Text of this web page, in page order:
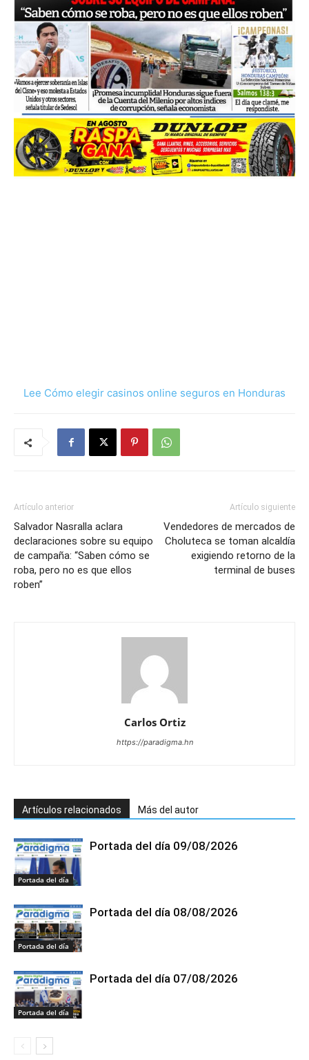
Lee Cómo elegir casinos online seguros en Honduras
Artículo anterior
Salvador Nasralla aclara
declaraciones sobre su equipo
de campaña: “Saben cómo se
roba, pero no es que ellos
roben”
Artículo siguiente
Vendedores de mercados de
Choluteca se toman alcaldía
exigiendo retorno de la
terminal de buses
Carlos Ortiz
https://paradigma.hn
Artículos relacionados Más del autor
Portada del día
Portada del día 09/08/2026
Portada del día
Portada del día 08/08/2026
Portada del día
Portada del día 07/08/2026